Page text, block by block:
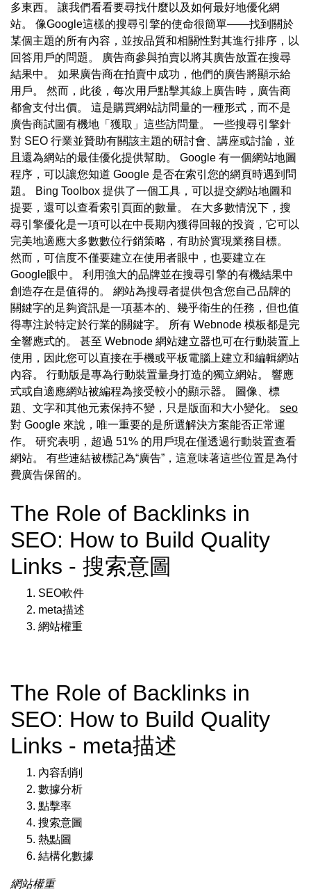
多東西。 讓我們看看要尋找什麼以及如何最好地優化網
站。 像Google這樣的搜尋引擎的使命很簡單——找到關於
某個主題的所有內容，並按品質和相關性對其進行排序，以
回答用戶的問題。 廣告商參與拍賣以將其廣告放置在搜尋
結果中。 如果廣告商在拍賣中成功，他們的廣告將顯示給
用戶。 然而，此後，每次用戶點擊其線上廣告時，廣告商
都會支付出價。 這是購買網站訪問量的一種形式，而不是
廣告商試圖有機地「獲取」這些訪問量。 一些搜尋引擎針
對 SEO 行業並贊助有關該主題的研討會、講座或討論，並
且還為網站的最佳優化提供幫助。 Google 有一個網站地圖
程序，可以讓您知道 Google 是否在索引您的網頁時遇到問
題。 Bing Toolbox 提供了一個工具，可以提交網站地圖和
提要，還可以查看索引頁面的數量。 在大多數情況下，搜
尋引擎優化是一項可以在中長期內獲得回報的投資，它可以
完美地適應大多數數位行銷策略，有助於實現業務目標。
然而，可信度不僅要建立在使用者眼中，也要建立在
Google眼中。 利用強大的品牌並在搜尋引擎的有機結果中
創造存在是值得的。 網站為搜尋者提供包含您自己品牌的
關鍵字的足夠資訊是一項基本的、幾乎衛生的任務，但也值
得專注於特定於行業的關鍵字。 所有 Webnode 模板都是完
全響應式的。 甚至 Webnode 網站建立器也可在行動裝置上
使用，因此您可以直接在手機或平板電腦上建立和編輯網站
內容。 行動版是專為行動裝置量身打造的獨立網站。 響應
式或自適應網站被編程為接受較小的顯示器。 圖像、標
題、文字和其他元素保持不變，只是版面和大小變化。 seo
對 Google 來說，唯一重要的是所選解決方案能否正常運
作。 研究表明，超過 51% 的用戶現在僅透過行動裝置查看
網站。 有些連結被標記為“廣告”，這意味著這些位置是為付
費廣告保留的。
The Role of Backlinks in
SEO: How to Build Quality
Links - 搜索意圖
SEO軟件
meta描述
網站權重
The Role of Backlinks in
SEO: How to Build Quality
Links - meta描述
內容刮削
數據分析
點擊率
搜索意圖
熱點圖
結構化數據
網站權重